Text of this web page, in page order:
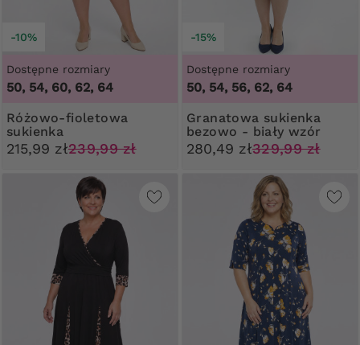
-10%
Dostępne rozmiary
50, 54, 60, 62, 64
Różowo-fioletowa
sukienka
215,99 zł239,99 zł
-15%
Dostępne rozmiary
50, 54, 56, 62, 64
Granatowa sukienka
bezowo - biały wzór
280,49 zł329,99 zł